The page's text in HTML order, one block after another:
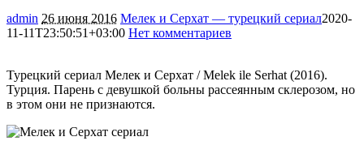
admin 26 июня 2016 Мелек и Серхат — турецкий сериал2020-
11-11T23:50:51+03:00 Нет комментариев
Турецкий сериал Мелек и Серхат / Melek ile Serhat (2016).
Турция. Парень с девушкой больны рассеянным склерозом, но
в этом они не признаются.